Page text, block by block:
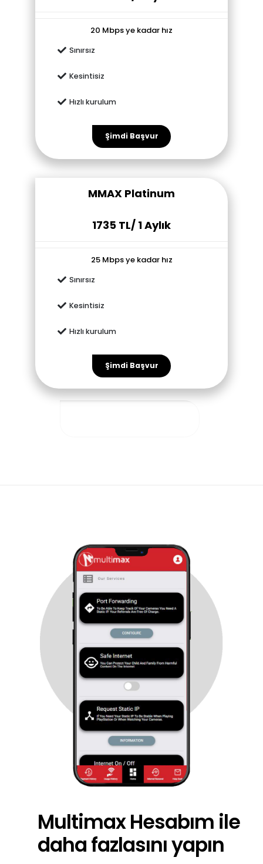
20 Mbps ye kadar hız
Sınırsız
Kesintisiz
Hızlı kurulum
Şimdi Başvur
MMAX Platinum
1735 TL/ 1 Aylık
25 Mbps ye kadar hız
Sınırsız
Kesintisiz
Hızlı kurulum
Şimdi Başvur
Multimax Hesabım ile
daha fazlasını yapın